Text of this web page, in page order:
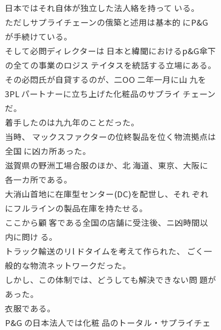
日本ではそれ自体が独立した法人絡を持って いる。
ただしサプライチェーンの俄築と述用は基本的 にP&G
が手続けている。
そして必問ディレクターは 日本と緯聞におけるp&G傘下
の全ての事業のロジス テイタスを統話する立場にある。
その必悶氏が自貸するのが、二OO 二年一月に山 九を
3PL パートナーに立ち上げた化粧品のサプライ チェーン
だ。
着手したのは九九年のことだった。
当時、 マックスファクターの位終製品を位く物流拠点は
全国 に凶カ所あった。
滋賀県の野洲工場合服のほか、北 海道、東京、大阪に
各一カ所である。
大消山首地に在庫型センター(DC)を配世し、それ ぞれ
にフルラインの製品在庫を持たせる。
ここから顧 客である全国の店舗に受注後、ニ凶時間以
内に問け る。
トラック輸送のリl ドタイムを考えて作られた、 ごく一
般的な物流ネットワークだった。
しかし、この体制では、どうしても解決できない問 題が
あった。
衣服である。
P&G の日本法人では化粧 品のトータル・サプライチェ